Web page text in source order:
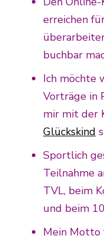
erreichen
buchbar
Ich möchte
Vorträge in
mir mit der
Glückskind
Sportlich
Teilnahme
TVL, beim
und beim
Mein Motto